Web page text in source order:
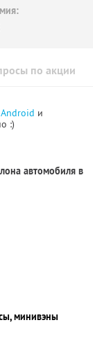
по акции
Android и
:)
автомобиля в
минивэны